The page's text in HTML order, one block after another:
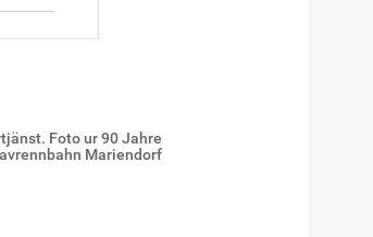
Foto ur 90 Jahre
Mariendorf